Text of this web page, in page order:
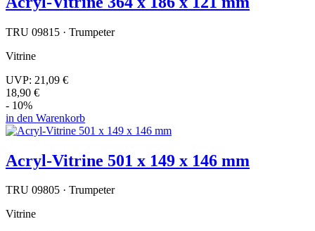
TRU 09815 · Trumpeter
Vitrine
UVP: 21,09 €
18,90 €
- 10%
in den Warenkorb
Acryl-Vitrine 501 x 149 x 146 mm
TRU 09805 · Trumpeter
Vitrine